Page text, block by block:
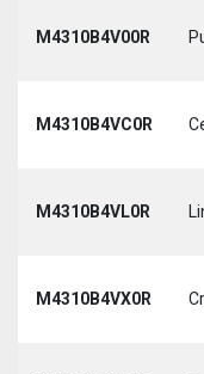
M4310B4V00R
M4310B4VC0R
M4310B4VL0R
M4310B4VX0R